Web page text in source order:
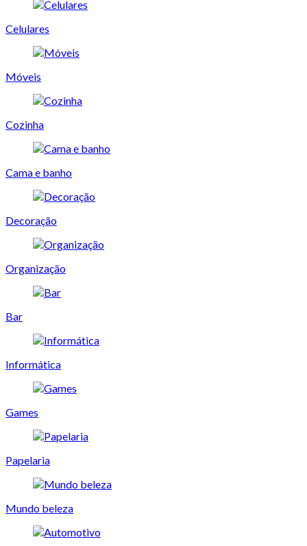
Celulares
Móveis
Cozinha
Cama e banho
Decoração
Organização
Bar
Informática
Games
Papelaria
Mundo beleza